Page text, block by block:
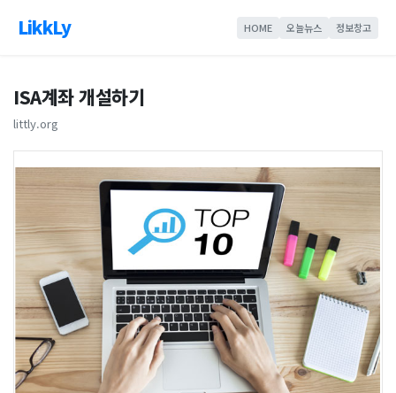
LikkLy HOME 오늘뉴스 정보창고
ISA계좌 개설하기
littly.org